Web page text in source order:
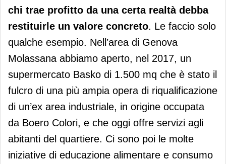
chi trae profitto da una certa realtà debba
restituirle un valore concreto. Le faccio solo
qualche esempio. Nell’area di Genova
Molassana abbiamo aperto, nel 2017, un
supermercato Basko di 1.500 mq che è stato il
fulcro di una più ampia opera di riqualificazione
di un’ex area industriale, in origine occupata
da Boero Colori, e che oggi offre servizi agli
abitanti del quartiere. Ci sono poi le molte
iniziative di educazione alimentare e consumo